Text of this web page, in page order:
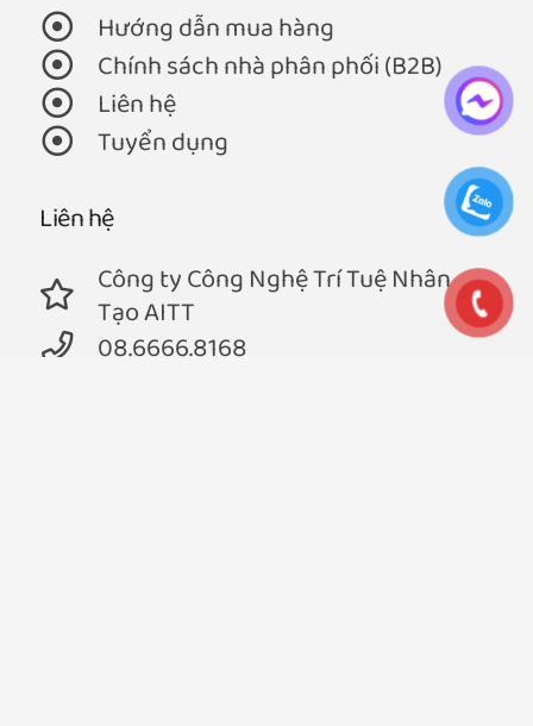
Hướng dẫn mua hàng
Chính sách nhà phân phối (B2B)
Liên hệ
Tuyển dụng
Liên hệ
Công ty Công Nghệ Trí Tuệ Nhân
Tạo AITT
08.6666.8168